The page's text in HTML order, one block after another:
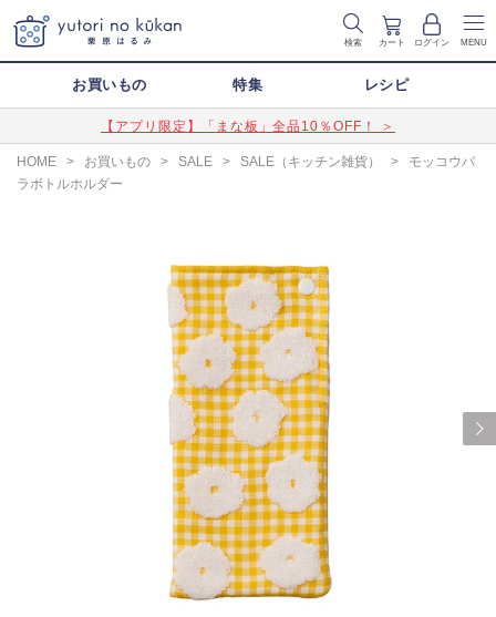
検索 カート ログイン MENU
お買いもの 特集 レシピ
【アプリ限定】「まな板」全品10％OFF！ ＞
HOME > お買いもの > SALE > SALE（キッチン雑貨） >
モッコウバ
ラボトルホルダー
Next